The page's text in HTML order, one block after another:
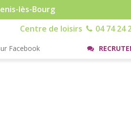
lès-Bourg
Centre de loisirs 04 74 24
Facebook